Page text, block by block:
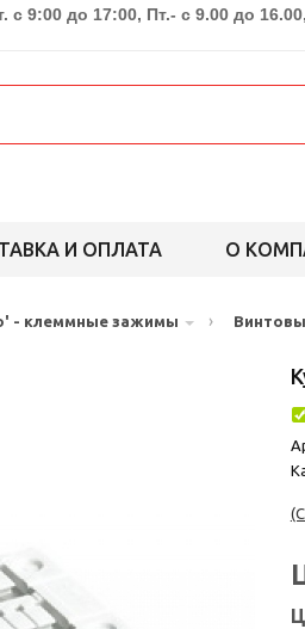
с 9:00 до 17:00, Пт.- с 9.00 до
И ОПЛАТА О
- клеммные зажимы ›